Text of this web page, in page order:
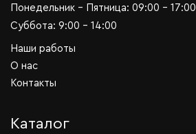
Понедельник - Пятница: 09:00 - 17:00
Суббота: 9:00 - 14:00
Наши работы
О нас
Контакты
Каталог